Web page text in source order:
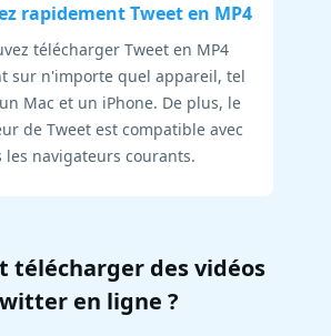
rapidement Tweet en MP4
télécharger Tweet en MP4
sur n'importe quel appareil, tel
Mac et un iPhone. De plus, le
de Tweet est compatible avec
les navigateurs courants.
télécharger des vidéos
en ligne ?